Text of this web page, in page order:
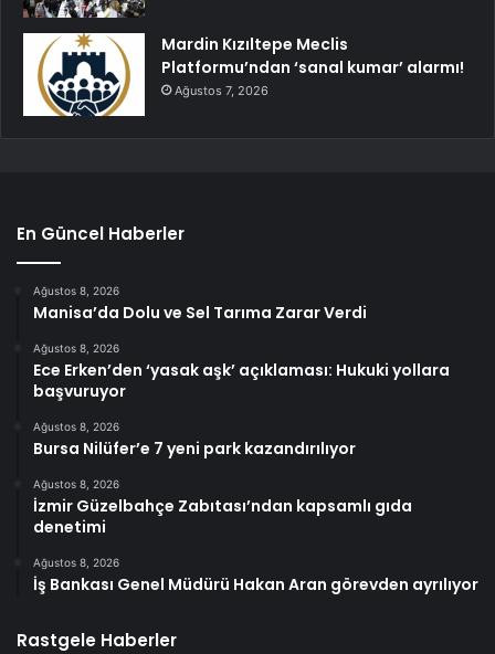
Mardin Kızıltepe Meclis
Platformu’ndan ‘sanal kumar’ alarmı!
Ağustos 7, 2026
En Güncel Haberler
Ağustos 8, 2026
Manisa’da Dolu ve Sel Tarıma Zarar Verdi
Ağustos 8, 2026
Ece Erken’den ‘yasak aşk’ açıklaması: Hukuki yollara
başvuruyor
Ağustos 8, 2026
Bursa Nilüfer’e 7 yeni park kazandırılıyor
Ağustos 8, 2026
İzmir Güzelbahçe Zabıtası’ndan kapsamlı gıda
denetimi
Ağustos 8, 2026
İş Bankası Genel Müdürü Hakan Aran görevden ayrılıyor
Rastgele Haberler